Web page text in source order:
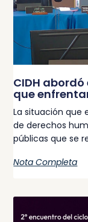
CIDH
que
La situación que
de derechos
públicas que se
Nota Completa